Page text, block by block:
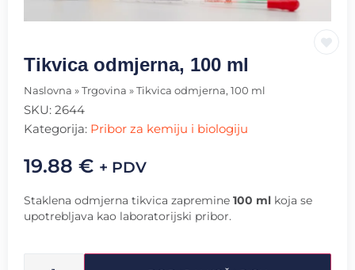
Tikvica odmjerna, 100 ml
Naslovna » Trgovina » Tikvica odmjerna, 100 ml
SKU: 2644
Kategorija: Pribor za kemiju i biologiju
19.88 € + PDV
Staklena odmjerna tikvica zapremine 100 ml koja se
upotrebljava kao laboratorijski pribor.